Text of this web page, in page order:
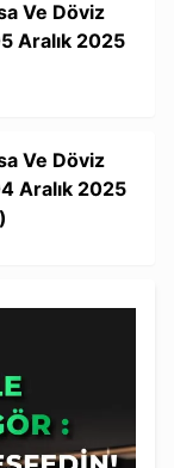
Ve Döviz
Aralık 2025
Ve Döviz
Aralık 2025